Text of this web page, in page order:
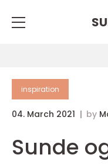
inspiration
04. March 2021 by
Sunde